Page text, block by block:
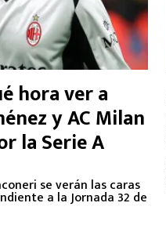
hora ver a
y AC Milan
la Serie A
se verán las caras
a la Jornada 32 de